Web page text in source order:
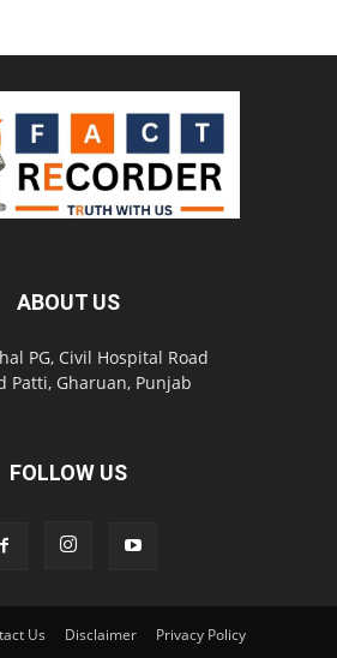
ABOUT US
PG, Civil Hospital Road
Patti, Gharuan, Punjab
FOLLOW US
Us Disclaimer Privacy Policy